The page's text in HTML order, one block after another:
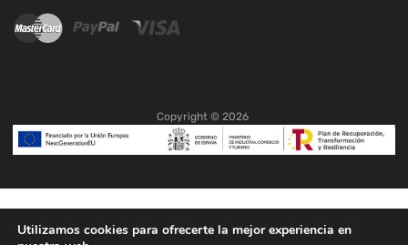
Copyright © 2026
Utilizamos cookies para ofrecerte la mejor experiencia en